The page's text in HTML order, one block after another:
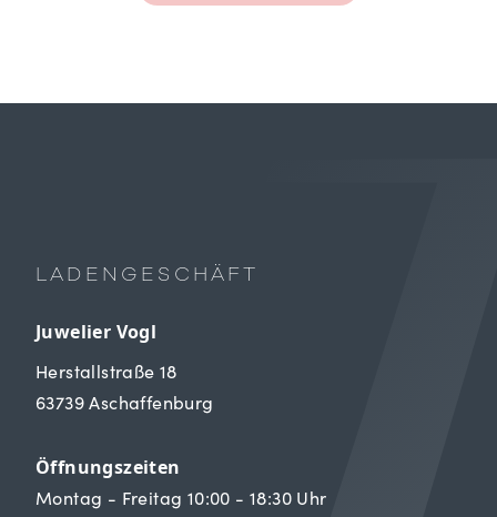
LADENGESCHÄFT
Juwelier Vogl
Herstallstraße 18
63739 Aschaffenburg
Öffnungszeiten
Montag - Freitag 10:00 - 18:30 Uhr